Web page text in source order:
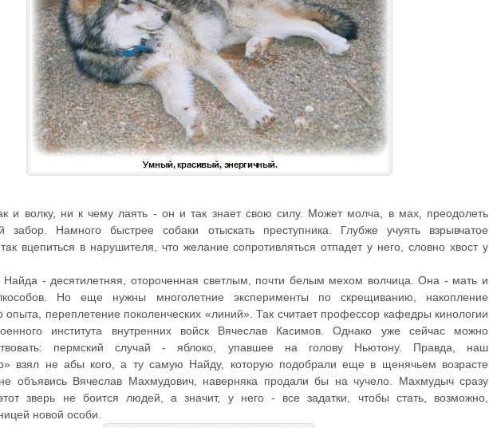
и волку, ни к чему лаять - он и так знает свою силу. Может молча, в мах, преодолеть
забор. Намного быстрее собаки отыскать преступника. Глубже учуять взрывчатое
вцепиться в нарушителя, что желание сопротивляться отпадет у него, словно хвост у
- десятилетняя, отороченная светлым, почти белым мехом волчица. Она - мать и
Но еще нужны многолетние эксперименты по скрещиванию, накопление
опыта, переплетение поколенческих «линий». Так считает профессор кафедры кинологии
института внутренних войск Вячеслав Касимов. Однако уже сейчас можно
пермский случай - яблоко, упавшее на голову Ньютону. Правда, наш
взял не абы кого, а ту самую Найду, которую подобрали еще в щенячьем возрасте
объявись Вячеслав Махмудович, наверняка продали бы на чучело. Махмудыч сразу
зверь не боится людей, а значит, у него - все задатки, чтобы стать, возможно,
новой особи.